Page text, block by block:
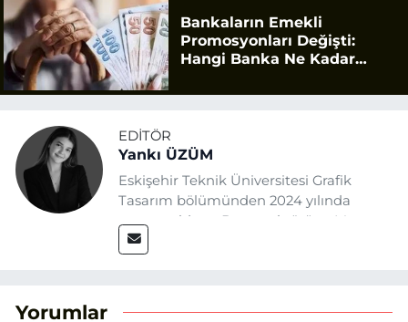
Bankaların Emekli
Promosyonları Değişti:
Hangi Banka Ne Kadar
EDITÖR
Yankı ÜZÜM
Eskişehir Teknik Üniversitesi Grafik
Tasarım bölümünden 2024 yılında
mezun oldum. Basın sektörüne Mayıs
2025’te Eskişehir Haber Ajansı ile adım
Yorumlar